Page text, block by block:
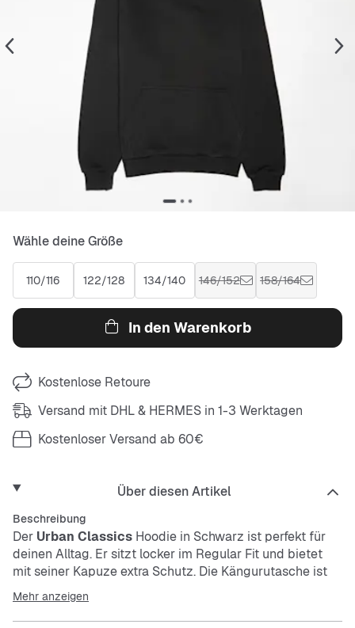
Wähle deine Größe
110/116 122/128 134/140 146/152 158/164
In den Warenkorb
Kostenlose Retoure
Versand mit DHL & HERMES in 1-3 Werktagen
Kostenloser Versand ab 60€
Über diesen Artikel
Beschreibung
Der Urban Classics Hoodie in Schwarz ist perfekt für
deinen Alltag. Er sitzt locker im Regular Fit und bietet
mit seiner Kapuze extra Schutz. Die Kängurutasche ist
praktisch für deine Hände oder kleine Sachen.
Mehr anzeigen